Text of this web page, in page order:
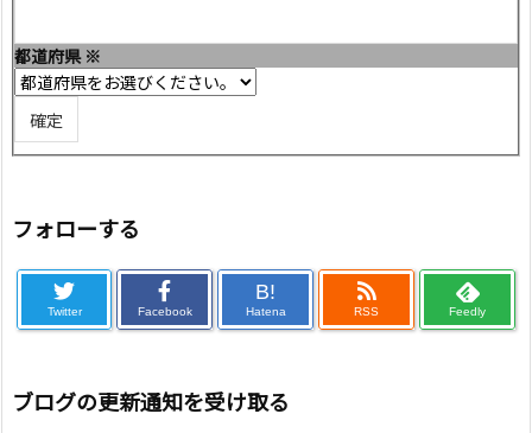
都道府県 ※
フォローする
Twitter Facebook
B!
Hatena RSS Feedly
ブログの更新通知を受け取る